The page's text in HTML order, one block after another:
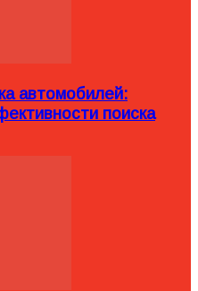
автомобилей:
поиска